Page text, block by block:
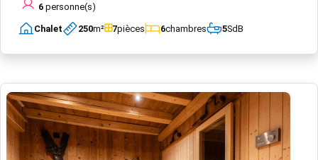
6 personne(s)
Chalet 250m² 7pièces 6chambres 5SdB